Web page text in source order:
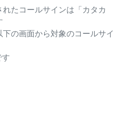
れたコールサインは「カタカ
下の画面から対象のコールサイ